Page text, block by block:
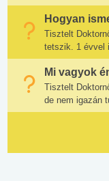
Hogyan
Tisztelt
tetszik. 1 évvel
Mi vagyok
Tisztelt
de nem igazán